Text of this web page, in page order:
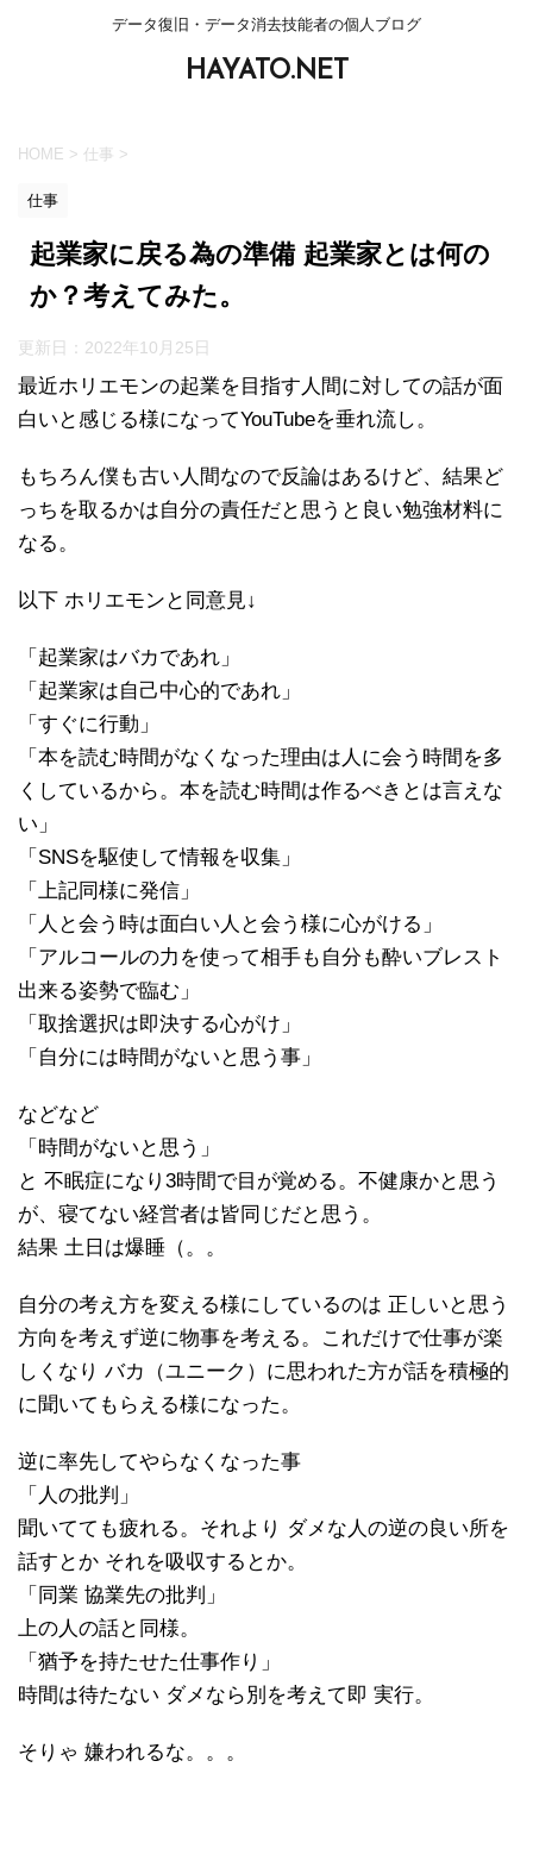
データ復旧・データ消去技能者の個人ブログ
HAYATO.NET
HOME > 仕事 >
仕事
起業家に戻る為の準備 起業家とは何の
か？考えてみた。
更新日： 2022年10月25日
最近ホリエモンの起業を目指す人間に対しての話が面
白いと感じる様になってYouTubeを垂れ流し。
もちろん僕も古い人間なので反論はあるけど、結果ど
っちを取るかは自分の責任だと思うと良い勉強材料に
なる。
以下 ホリエモンと同意見↓
「起業家はバカであれ」
「起業家は自己中心的であれ」
「すぐに行動」
「本を読む時間がなくなった理由は人に会う時間を多
くしているから。本を読む時間は作るべきとは言えな
い」
「SNSを駆使して情報を収集」
「上記同様に発信」
「人と会う時は面白い人と会う様に心がける」
「アルコールの力を使って相手も自分も酔いブレスト
出来る姿勢で臨む」
「取捨選択は即決する心がけ」
「自分には時間がないと思う事」
などなど
「時間がないと思う」
と 不眠症になり3時間で目が覚める。不健康かと思う
が、寝てない経営者は皆同じだと思う。
結果 土日は爆睡（。。
自分の考え方を変える様にしているのは 正しいと思う
方向を考えず逆に物事を考える。これだけで仕事が楽
しくなり バカ（ユニーク）に思われた方が話を積極的
に聞いてもらえる様になった。
逆に率先してやらなくなった事
「人の批判」
聞いてても疲れる。それより ダメな人の逆の良い所を
話すとか それを吸収するとか。
「同業 協業先の批判」
上の人の話と同様。
「猶予を持たせた仕事作り」
時間は待たない ダメなら別を考えて即 実行。
そりゃ 嫌われるな。。。